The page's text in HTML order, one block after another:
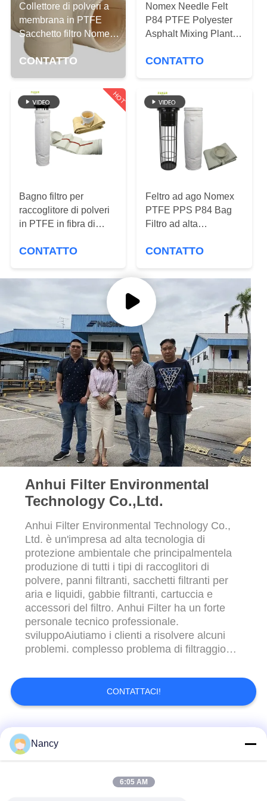
CONTROLLO
QUALITÀ
CONTATTICI
NOTIZIE
UNA
CITAZIONE
MAPPA
POLITICA
SULLA
PRIVACY
Collettore di polveri a
membrana in PTFE
Sacchetto filtro Nomex
in poliestere per la
depurazione dei gas
CONTATTO
Nomex Needle Felt
P84 PTFE Polyester
Asphalt Mixing Plant
aramide
CONTATTO
HOT
Bagno filtro per
raccoglitore di polveri
in PTFE in fibra di
temperatura
CONTATTO
Feltro ad ago Nomex
PTFE PPS P84 Bag
Filtro ad alta
di filtro resistenti agli
CONTATTO
Anhui Filter Environmental
Technology Co.,Ltd.
Anhui Filter Environmental Technology Co.,
Ltd. è un'impresa ad alta tecnologia di
protezione ambientale che principalmentela
produzione di tutti i tipi di raccoglitori di
polvere, panni filtranti, sacchetti filtranti per
aria e liquidi, gabbie filtranti, cartuccia e
accessori del filtro. Anhui Filter ha un forte
personale tecnico professionale.
sviluppoAiutiamo i clienti a risolvere alcuni
problemi. complesso problema di filtraggio
miglior stato di funzionamento per anni
L'obiettivo è quello di migliorare la qualità dei
prodotti. Anhui Filter ...
CONTATTACI!
Categorie popolari
Sacchetto di filtro di
Nancy
6:05 AM